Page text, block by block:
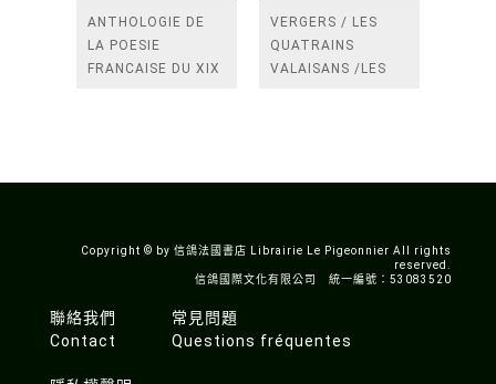
ANTHOLOGIE DE
LA POESIE
FRANCAISE DU XIX
VERGERS / LES
QUATRAINS
VALAISANS /LES
Copyright © by 信鴿法國書店 Librairie Le Pigeonnier All rights
reserved.
信鴿國際文化有限公司 統一編號：53083520
聯絡我們
Contact
常見問題
Questions fréquentes